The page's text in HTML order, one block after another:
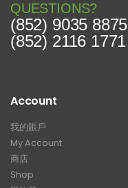
QUESTIONS?
(852) 9035 8875
(852) 2116 1771
Account
我的賬戶
My Account
商店
Shop